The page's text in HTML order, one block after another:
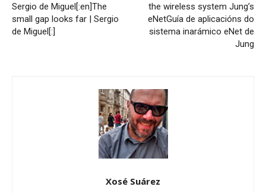
Sergio de Miguel[:en]The
small gap looks far | Sergio
de Miguel[:]
the wireless system Jung’s
eNetGuía de aplicacións do
sistema inarámico eNet de
Jung
Xosé Suárez